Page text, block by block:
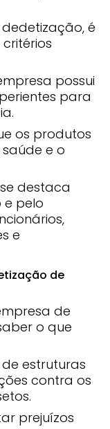
é
possui
para
os produtos
e o
destaca
pelo
e
de
de
o que
estruturas
contra os
prejuízos